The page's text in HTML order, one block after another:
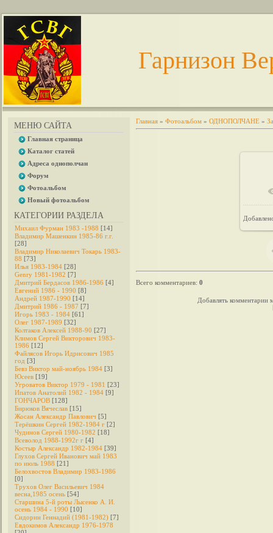
Гарнизон
МЕНЮ САЙТА
Главная страница
Каталог статей
Адреса однополчан
Форум
Фотоальбом
Новый фотоальбом
КАТЕГОРИИ РАЗДЕЛА
Михаил Фурман 1983 -1988 [14]
Владимир Машенкин 1985-86 г.г.
[28]
Владимир Николаевич Токарь 1983-
88 [73]
Илья 1983-1984 [28]
Genry 1981-1982 [7]
Дмитрий Бердасов 1986-1986 [4]
Евгений 1986 - 1990 [8]
Андрей 1987-1990 [14]
Дмитрий 1986 - 1987 [7]
Игорь 1983 - 1984 [61]
Олег 1987-1989 [32]
Колтаков Алексей 1988-90 [27]
Климов Сергей Викторович 1983-
1986 [12]
Файлясов Игорь Идрисович 1985
год [3]
Бевз Виктор май-ноябрь 1984 [3]
Юсеев [19]
Угроватов Виктор 1979 - 1981 [23]
Ипатов Анатолий 1982 - 1984 [9]
ГОНЧАРОВ [128]
Бирюков Вячеслав [15]
Жосан Александр Павлович [5]
Терёшкин Сергей 1982-1984 г [2]
Чудинов Сергей 1980-1982 [18]
Всеволод 1988-1992г г [4]
Костыр Александр 1982-1984 [39]
Глухов Сергей Иванович май 1983
по июль 1988 [21]
Белохвостов Владимир 1983-1986
[0]
Трухов Олег Васильевич 1984
весна,1985 осень [54]
Старшина 5-й роты Лысенко А. И.
осень 1984 - 1990 [10]
Сидорин Геннадий (1981-1982) [7]
Евдокимов Александр 1976-1978
Главная » Фотоальбом » ОДНОПОЛЧАНЕ »
Всего комментариев: 0
Добавлять комментарии